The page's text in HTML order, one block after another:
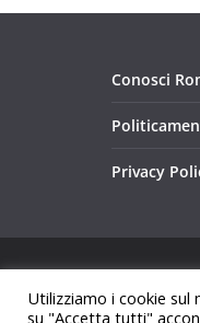
Conosci
Privacy
Tema:
Utilizziamo i cookie
su "Accetta tutti"